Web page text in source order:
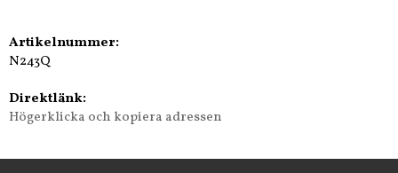
Artikelnummer:
N243Q
Direktlänk:
Högerklicka och kopiera adressen